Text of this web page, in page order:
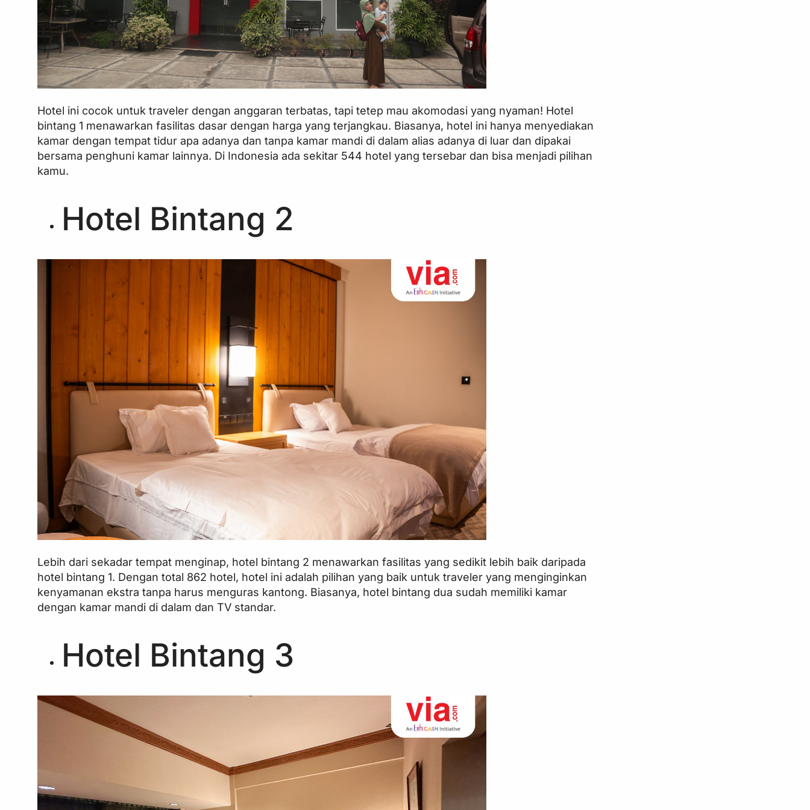
Hotel ini cocok untuk traveler dengan anggaran terbatas, tapi tetep mau akomodasi yang nyaman! Hotel
bintang 1 menawarkan fasilitas dasar dengan harga yang terjangkau. Biasanya, hotel ini hanya menyediakan
kamar dengan tempat tidur apa adanya dan tanpa kamar mandi di dalam alias adanya di luar dan dipakai
bersama penghuni kamar lainnya. Di Indonesia ada sekitar 544 hotel yang tersebar dan bisa menjadi pilihan
kamu.
Hotel Bintang 2
Lebih dari sekadar tempat menginap, hotel bintang 2 menawarkan fasilitas yang sedikit lebih baik daripada
hotel bintang 1. Dengan total 862 hotel, hotel ini adalah pilihan yang baik untuk traveler yang menginginkan
kenyamanan ekstra tanpa harus menguras kantong. Biasanya, hotel bintang dua sudah memiliki kamar
dengan kamar mandi di dalam dan TV standar.
Hotel Bintang 3